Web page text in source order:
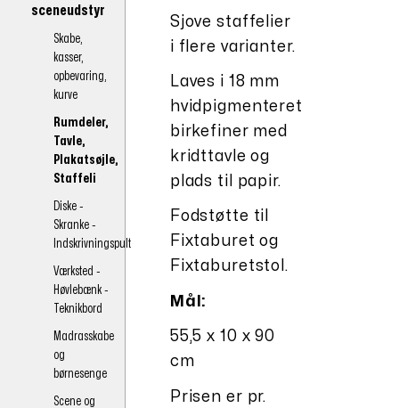
sceneudstyr
Skabe,
kasser,
opbevaring,
kurve
Rumdeler,
Tavle,
Plakatsøjle,
Staffeli
Diske -
Skranke -
Indskrivningspult
Værksted -
Høvlebænk -
Teknikbord
Madrasskabe
og
børnesenge
Scene og
Sjove staffelier
i flere varianter.
Laves i 18 mm
hvidpigmenteret
birkefiner med
kridttavle og
plads til papir.
Fodstøtte til
Fixtaburet og
Fixtaburetstol.
Mål:
55,5 x 10 x 90
cm
Prisen er pr.